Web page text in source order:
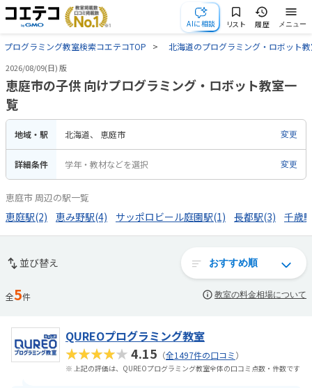
AIに相談 リスト 履歴 メニュー
プログラミング教室検索コエテコTOP 北海道のプログラミング・ロボット
2026/08/09(日) 版
恵庭市の子供 向けプログラミング・ロボット教室一
覧
地域・駅 北海道 恵庭市 変更
詳細条件 学年・教材などを選択 変更
恵庭市 周辺の駅一覧
恵庭駅(2) 恵み野駅(4) サッポロビール庭園駅(1) 長都駅(3) 千歳
並び替え
全5件 教室の料金相場について
QUREOプログラミング教室
★★★★★4.15 （全1497件の口コミ）
※ 上記の評価は、QUREOプログラミング教室全体の口コミ点数・件数です